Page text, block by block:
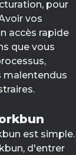
pour
vos
accès rapide
que vous
malentendus
est simple.
d'entrer